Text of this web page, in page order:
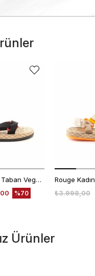
Rouge Kadın Termo Taban Vegan Cırt Bantlı Siyah Sandalet 1001
%70 ₺3.998,00
Ürünler